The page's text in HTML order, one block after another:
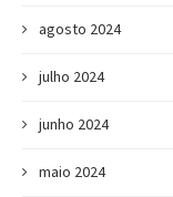
agosto 2024
julho 2024
junho 2024
maio 2024